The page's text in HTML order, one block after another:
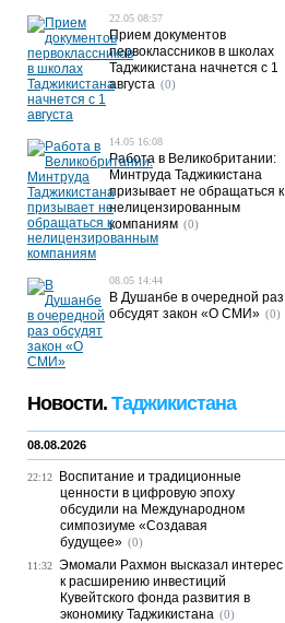
22.05 08:57
Прием документов
первоклассников в школах
Таджикистана начнется с 1
августа (0)
14.05 16:08
Работа в Великобритании:
Минтруда Таджикистана
призывает не обращаться к
нелицензированным
компаниям (0)
08.05 14:44
В Душанбе в очередной раз
обсудят закон «О СМИ» (0)
Новости. Таджикистана
08.08.2026
22:12
Воспитание и традиционные
ценности в цифровую эпоху
обсудили на Международном
симпозиуме «Создавая
будущее» (0)
11:32 Эмомали Рахмон высказал интерес
к расширению инвестиций
Кувейтского фонда развития в
экономику Таджикистана (0)